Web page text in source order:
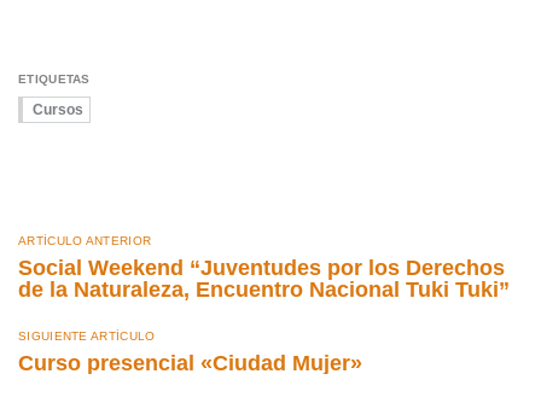
ETIQUETAS
Cursos
ARTÍCULO ANTERIOR
Social Weekend “Juventudes por los Derechos
de la Naturaleza, Encuentro Nacional Tuki Tuki”
SIGUIENTE ARTÍCULO
Curso presencial «Ciudad Mujer»